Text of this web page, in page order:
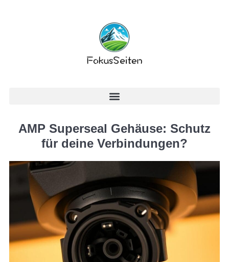
AMP Superseal Gehäuse: Schutz
für deine Verbindungen?